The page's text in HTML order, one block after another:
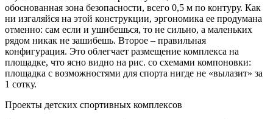
обоснованная зона безопасности, всего 0,5 м по контуру. Как
ни изгаляйся на этой конструкции, эргономика ее продумана
отменно: сам если и ушибешься, то не сильно, а маленьких
рядом никак не зашибешь. Второе – правильная
конфигурация. Это облегчает размещение комплекса на
площадке, что ясно видно на рис. со схемами компоновки:
площадка с возможностями для спорта нигде не «вылазит» за
1 сотку.
Проекты детских спортивных комплексов